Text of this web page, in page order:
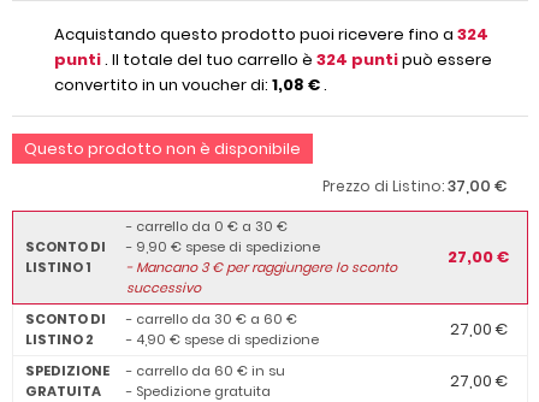
Acquistando questo prodotto puoi ricevere fino a 324
punti. Il totale del tuo carrello è 324 puntipuò essere
convertito in un voucher di: 1,08 €.
Questo prodotto non è disponibile
Prezzo di Listino:37,00 €
SCONTO DI
LISTINO 1
- carrello da 0 € a 30 €
- 9,90 € spese di spedizione
-Mancano3€ per raggiungere lo sconto
successivo
27,00 €
SCONTO DI
LISTINO 2
- carrello da 30 € a 60 €
- 4,90 € spese di spedizione
27,00 €
SPEDIZIONE
GRATUITA
- carrello da 60 € in su
- Spedizione gratuita
27,00 €